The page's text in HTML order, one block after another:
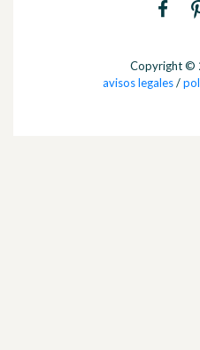
Copyright ©
avisos legales/